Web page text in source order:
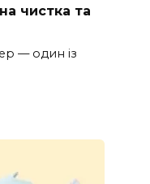
чистка та
— один із